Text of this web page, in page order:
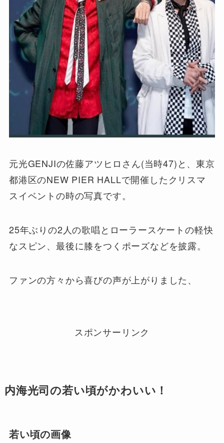
元光GENJIの佐藤アツヒロさん(当時47)と、東京
都港区のNEW PIER HALLで開催したクリスマ
スイベントの時の写真です。
25年ぶりの2人の歌唱とローラースケートの軽快
なスピン、最後に膝をつくポーズなどを披露。
ファンの方々から喜びの声が上がりました、
スポンサーリンク
内海光司の若い頃がかわいい！
若い頃の画像